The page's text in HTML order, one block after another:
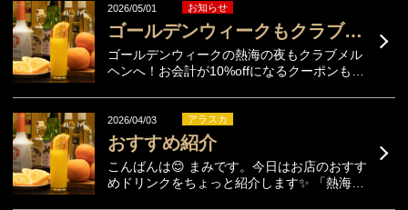
海キャバクラ クラブメルヘンでもうひと盛
り上がり！ゴールデンウィークの熱海の夜を
お楽し...
2026/05/01 お知らせ
ゴールデンウィークもクラブメルヘンへ！
ゴールデンウィークの熱海の夜もクラブメル
ヘンへ！お会計が10%offになるクーポンもご
2026/04/03 アラスカ
おすすめ紹介
こんばんは😊 まみです。今日はお店のおすす
めドリンクをちょっと紹介します✨ 「熱海割